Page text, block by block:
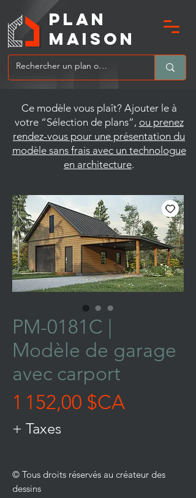
MAIsoN
PLAN
Ce modèle vous plaît? Ajouter le à
votre “Sélection de plans”, ou prenez
rendez-vous pour une présentation du
modèle sans frais avec un technologue
en architecture.
PM-0181C |
Modèle de garage
avec carport
1 152,00 $CAPrix
+ Taxes
© Tous droits réservés au créateur des
dessins